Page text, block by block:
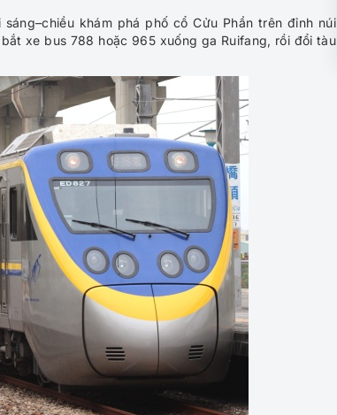
khám phá phố cổ Cửu Phần trên đỉnh núi
xe bus 788 hoặc 965 xuống ga Ruifang, rồi đổi tàu